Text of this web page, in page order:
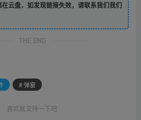
云盘，如发现链接失效，请联系我们我们
THE END
# 弹窗
喜欢就支持一下吧